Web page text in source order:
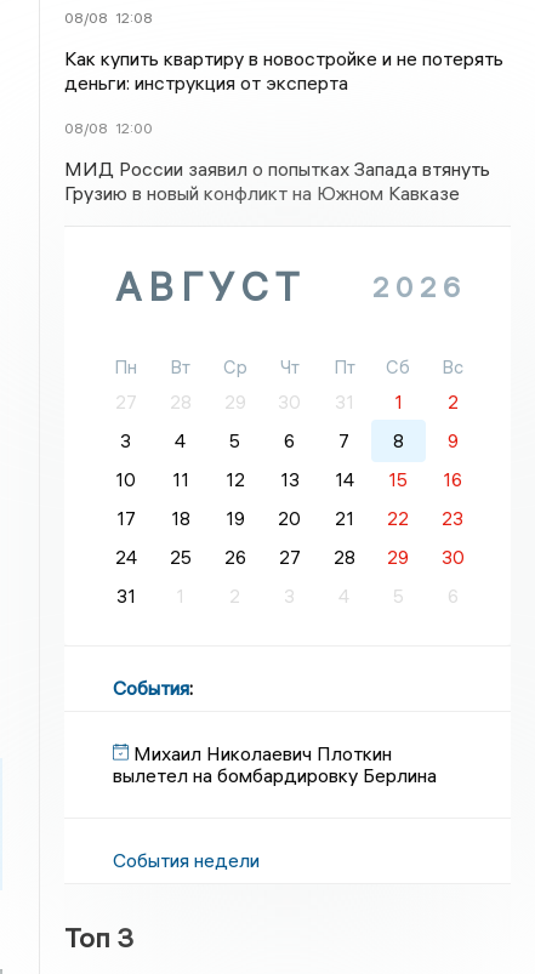
08/08 12:08
Как купить квартиру в новостройке и не потерять
деньги: инструкция от эксперта
08/08 12:00
МИД России заявил о попытках Запада втянуть
Грузию в новый конфликт на Южном Кавказе
АВГУСТ 2026
Пн Вт Ср Чт Пт Сб
Вс
27
28 29 30 31 1
2
3
4 5 6 7 8
9
10
11 12 13 14 15
16
17
18 19 20 21 22
23
24
25 26 27 28 29
30
31
1 2 3 4 5 6
События:
Михаил Николаевич Плоткин
вылетел на бомбардировку Берлина
События недели
Топ 3